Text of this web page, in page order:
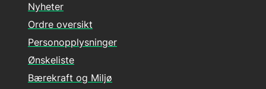
Nyheter
Ordre oversikt
Personopplysninger
Ønskeliste
Bærekraft og Miljø